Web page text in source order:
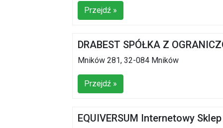
Przejdź »
DRABEST SPÓŁKA Z
Mników 281, 32-084 Mników
Przejdź »
EQUIVERSUM Internetowy